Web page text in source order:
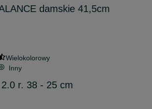
damskie 41,5cm
Wielokolorowy
Inny
r. 38 - 25 cm